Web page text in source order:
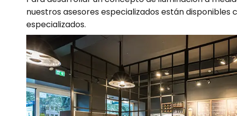
nuestros asesores especializados están disponibles
especializados.